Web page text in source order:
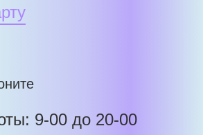
9-00 до 20-00